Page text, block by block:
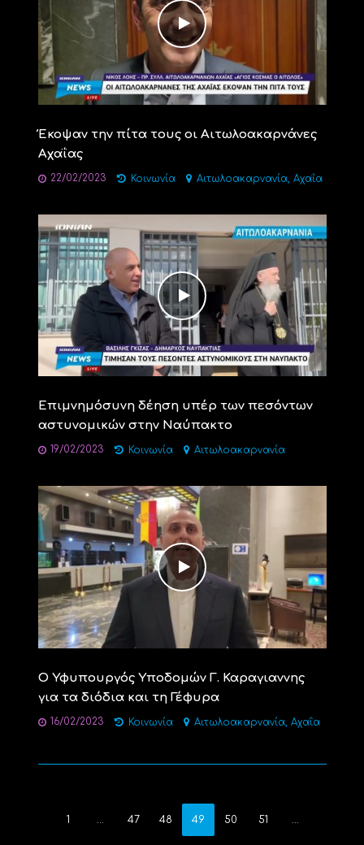
Έκοψαν την πίτα τους οι Αιτωλοακαρνάνες
Αχαΐας
22/02/2023 Κοινωνία Αιτωλοακαρνανία, Αχαΐα
Επιμνημόσυνη δέηση υπέρ των πεσόντων
αστυνομικών στην Ναύπακτο
19/02/2023 Κοινωνία Αιτωλοακαρνανία
Ο Υφυπουργός Υποδομών Γ. Καραγιαννης
για τα διόδια και τη Γέφυρα
16/02/2023 Κοινωνία Αιτωλοακαρνανία, Αχαΐα
1 47 48 49 50 51